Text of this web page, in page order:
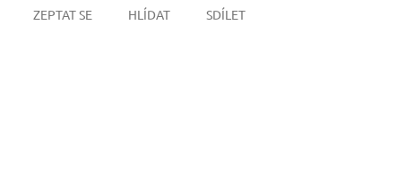
ZEPTAT SE HLÍDAT SDÍLET